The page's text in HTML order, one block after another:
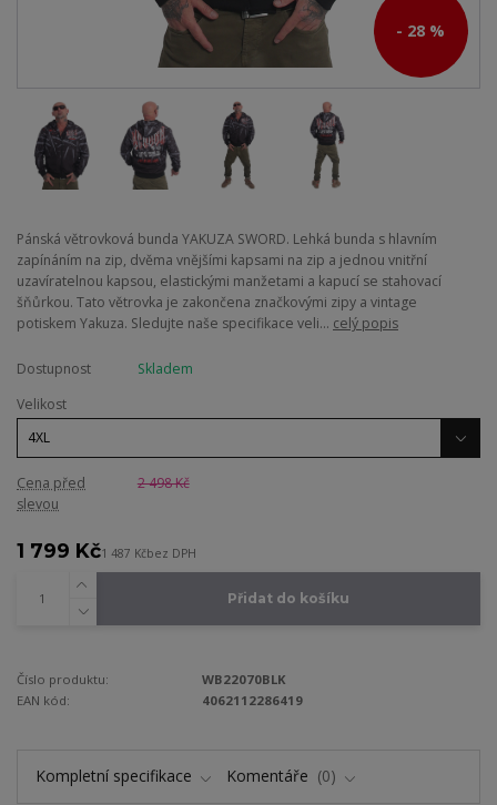
- 28 %
Pánská větrovková bunda YAKUZA SWORD. Lehká bunda s hlavním
zapínáním na zip, dvěma vnějšími kapsami na zip a jednou vnitřní
uzavíratelnou kapsou, elastickými manžetami a kapucí se stahovací
šňůrkou. Tato větrovka je zakončena značkovými zipy a vintage
potiskem Yakuza. Sledujte naše specifikace veli... celý popis
Dostupnost
Skladem
Velikost
Cena před
slevou
2 498 Kč
1 799 Kč1 487 Kčbez DPH
Přidat do košíku
Číslo produktu:
WB22070BLK
EAN kód:
4062112286419
Kompletní specifikace Komentáře 0